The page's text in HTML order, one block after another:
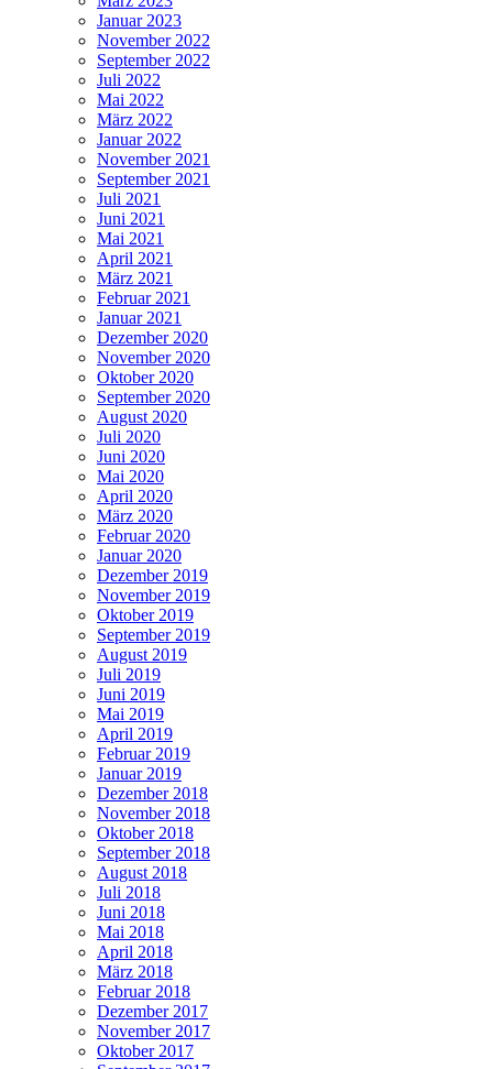
Januar 2023
November 2022
September 2022
Juli 2022
Mai 2022
März 2022
Januar 2022
November 2021
September 2021
Juli 2021
Juni 2021
Mai 2021
April 2021
März 2021
Februar 2021
Januar 2021
Dezember 2020
November 2020
Oktober 2020
September 2020
August 2020
Juli 2020
Juni 2020
Mai 2020
April 2020
März 2020
Februar 2020
Januar 2020
Dezember 2019
November 2019
Oktober 2019
September 2019
August 2019
Juli 2019
Juni 2019
Mai 2019
April 2019
Februar 2019
Januar 2019
Dezember 2018
November 2018
Oktober 2018
September 2018
August 2018
Juli 2018
Juni 2018
Mai 2018
April 2018
März 2018
Februar 2018
Dezember 2017
November 2017
Oktober 2017